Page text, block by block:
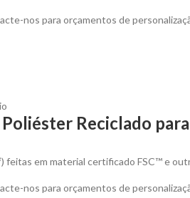
nos para orçamentos de
Reciclado
feitas em material certificado FSC™ e
nos para orçamentos de